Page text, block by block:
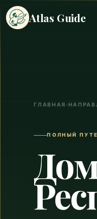
Atlas Guide
ГЛАВНАЯ ›
ПОЛНЫЙ